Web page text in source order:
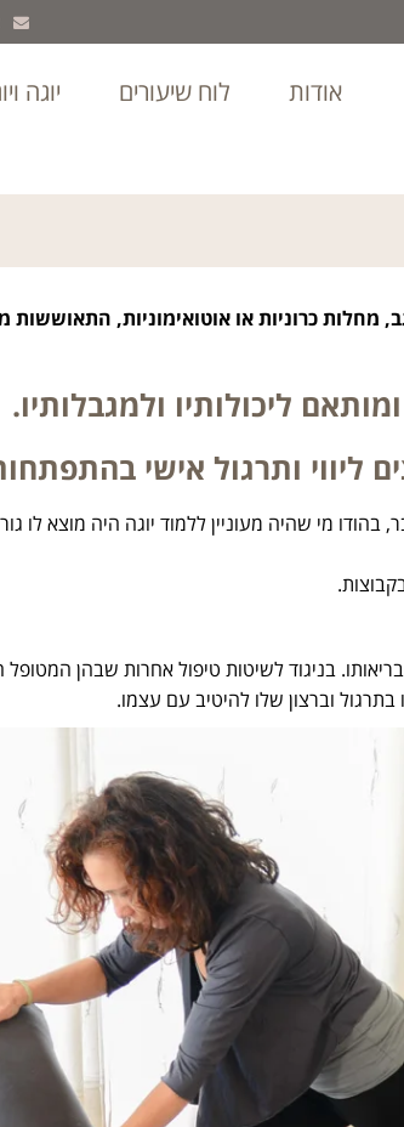
אודות לוח שיעורים יוגה
כרוניות או אוטואימוניות, התאוששות
ליכולותיו ולמגבלותיו.
ליווי ותרגול אישי
מי שהיה מעוניין ללמוד יוגה היה מוצא לו
בניגוד לשיטות טיפול אחרות שבהן
וברצון שלו להיטיב עם עצמו.